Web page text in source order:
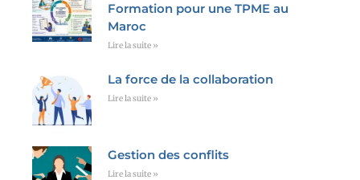
Formation pour une TPME au
Maroc
Lire la suite »
La force de la collaboration
Lire la suite »
Gestion des conflits
Lire la suite »